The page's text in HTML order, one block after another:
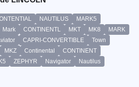
NAUTILUS
MARK5
Mark CONTINENTL MKT MK8
MARK
CAPRI-CONVERTIBLE
Town
MKZ Continental
CONTINENT
ZEPHYR Navigator
Nautilus